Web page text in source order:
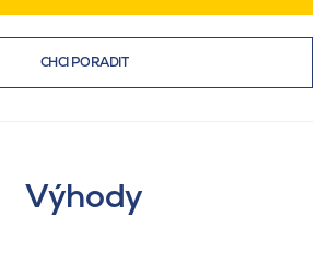
CHCI PORADIT
Výhody